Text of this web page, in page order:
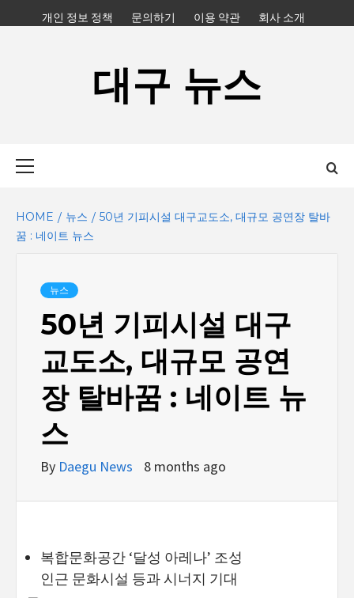
to
개인 정보 정책 문의하기 이용 약관 회사 소개
대구 뉴스
HOME 뉴스
50년 기피시설 대구교도소, 대규모 공연장 탈바
꿈 : 네이트 뉴스
뉴스
50년 기피시설 대구
교도소, 대규모 공연
장 탈바꿈 : 네이트 뉴
스
By Daegu News 8 months ago
복합문화공간 ‘달성 아레나’ 조성
인근 문화시설 등과 시너지 기대